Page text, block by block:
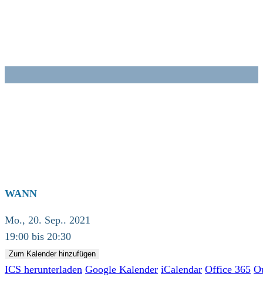
WANN
Mo., 20. Sep.. 2021
19:00 bis 20:30
Zum Kalender hinzufügen
ICS herunterladen Google Kalender iCalendar Office 365